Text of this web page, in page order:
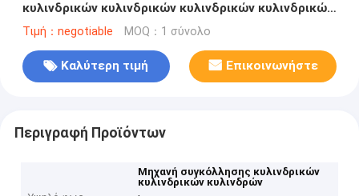
κυλινδρικών κυλινδρικών κυλινδρικών κυλινδρικών
κυλινδρικών κυλινδρικών κυλινδρικών κυλινδρικών
κυλινδρικών κυλινδρικών κυλινδρικών κυλινδρικών
κυλινδρικών κυλινδρικών κυλινδρικών κυλινδρικών
Τιμή：negotiable MOQ：1 σύνολο
Καλύτερη τιμή Επικοινωνήστε
Περιγραφή Προϊόντων
Μηχανή συγκόλλησης κυλινδρικών
κυλινδρικών κυλινδρών
,